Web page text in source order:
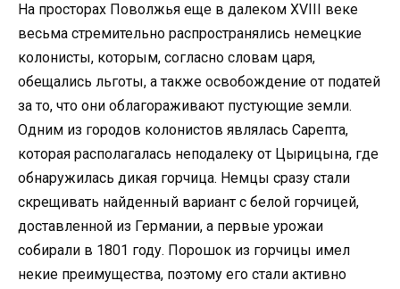
На просторах Поволжья еще в далеком XVIII веке
весьма стремительно распространялись немецкие
колонисты, которым, согласно словам царя,
обещались льготы, а также освобождение от податей
за то, что они облагораживают пустующие земли.
Одним из городов колонистов являлась Сарепта,
которая располагалась неподалеку от Цырицына, где
обнаружилась дикая горчица. Немцы сразу стали
скрещивать найденный вариант с белой горчицей,
доставленной из Германии, а первые урожаи
собирали в 1801 году. Порошок из горчицы имел
некие преимущества, поэтому его стали активно